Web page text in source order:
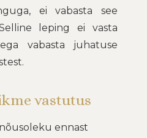
ei vabasta see
leping ei vasta
vabasta juhatuse
vastutus
ennast